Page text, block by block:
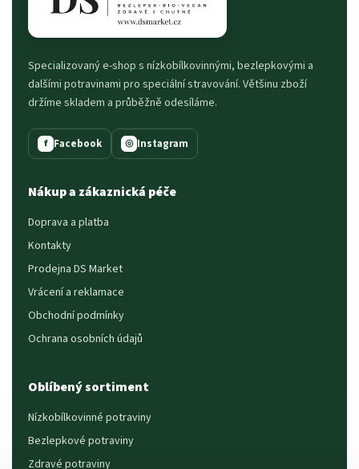
Specializovaný e-shop s nízkobílkovinnými, bezlepkovými a
dalšími potravinami pro speciální stravování. Většinu zboží
držíme skladem a průběžně odesíláme.
f Facebook ◎ Instagram
Nákup a zákaznická péče
Doprava a platba
Kontakty
Prodejna DS Market
Vrácení a reklamace
Obchodní podmínky
Ochrana osobních údajů
Oblíbený sortiment
Nízkobílkovinné potraviny
Bezlepkové potraviny
Zdravé potraviny